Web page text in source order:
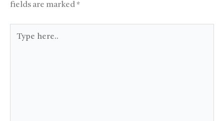
fields are marked*
here..